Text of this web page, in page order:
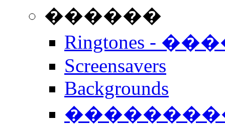
������
Ringtones -
Screensavers
Backgrounds